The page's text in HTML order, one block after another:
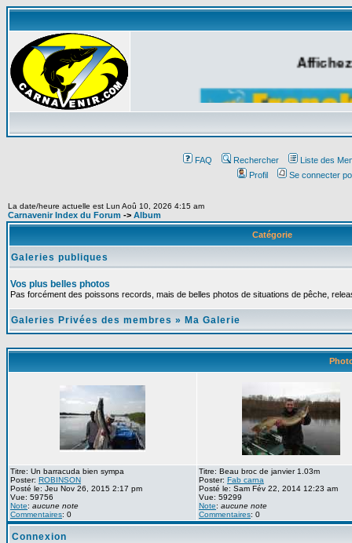
FAQ Rechercher
Liste des
Profil
Se connecter
La date/heure actuelle est Lun Aoû 10, 2026 4:15 am
Carnavenir Index du Forum -> Album
Catégorie
Galeries publiques
Vos plus belles photos
Pas forcément des poissons records, mais de belles photos de situations de pêche,
Galeries Privées des membres » Ma Galerie
Titre: Un barracuda bien sympa
Poster: ROBINSON
Posté le: Jeu Nov 26, 2015 2:17 pm
Vue: 59756
Note: aucune note
Commentaires: 0
Titre: Beau broc de janvier 1.03m
Poster: Fab carna
Posté le: Sam Fév 22, 2014 12:23 am
Vue: 59299
Note: aucune note
Commentaires: 0
Connexion